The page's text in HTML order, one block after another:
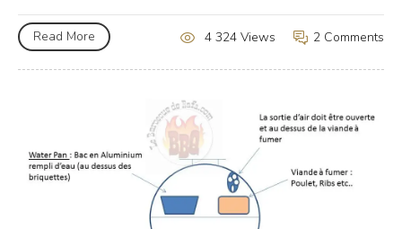
Read More 2 Comments
4 324 Views